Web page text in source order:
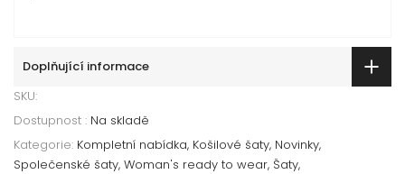
Doplňující informace
SKU:
Dostupnost : Na skladě
Kategorie: Kompletní nabídka Košilové šaty Novinky
Společenské šaty Woman's ready to wear Šaty